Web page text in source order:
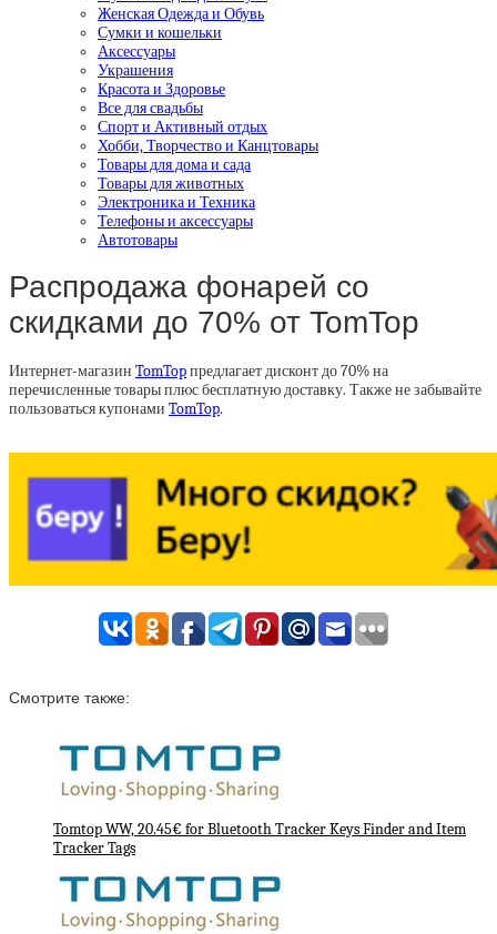
Женская Одежда и Обувь
Сумки и кошельки
Аксессуары
Украшения
Красота и Здоровье
Все для свадьбы
Спорт и Активный отдых
Хобби, Творчество и Канцтовары
Товары для дома и сада
Товары для животных
Электроника и Техника
Телефоны и аксессуары
Автотовары
Распродажа фонарей со
скидками до 70% от TomTop
Интернет-магазин TomTopпредлагает дисконт до 70% на
перечисленные товары плюс бесплатную доставку. Также не забывайте
пользоваться купонами TomTop.
Смотрите также:
Tomtop WW, 20.45€ for Bluetooth Tracker Keys Finder and Item
Tracker Tags